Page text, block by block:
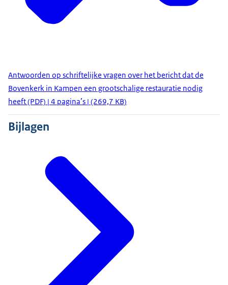
Antwoorden op schriftelijke vragen over het bericht dat de
Bovenkerk in Kampen een grootschalige restauratie nodig
heeft (PDF) | 4 pagina’s | (269,7 KB)
Bijlagen